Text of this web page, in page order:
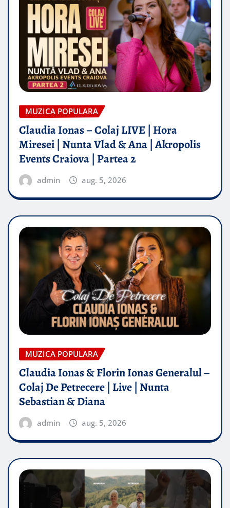
MUZICA POPULARA
Claudia Ionas – Colaj LIVE | Hora
Miresei | Nunta Vlad & Ana | Akropolis
Events Craiova | Partea 2
admin aug. 5, 2026
MUZICA POPULARA
Claudia Ionas & Florin Ionas Generalul –
Colaj De Petrecere | Live | Nunta
Sebastian & Diana
admin aug. 5, 2026